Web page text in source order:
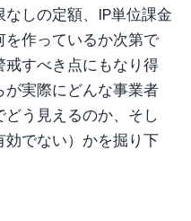
しの定額、IP単位課金
を作っているか次第で
すべき点にもなり得
が実際にどんな事業者
う見えるのか、そし
効でない）かを掘り下